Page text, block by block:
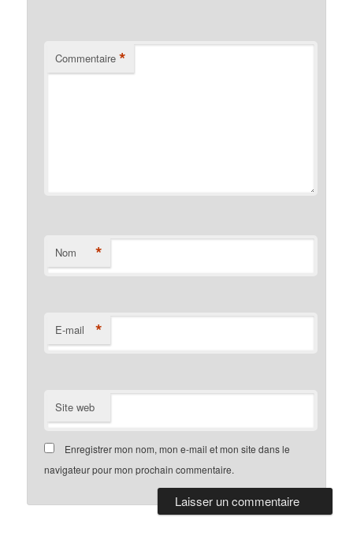
Commentaire *
Nom *
E-mail *
Site web
Enregistrer mon nom, mon e-mail et mon site dans le
navigateur pour mon prochain commentaire.